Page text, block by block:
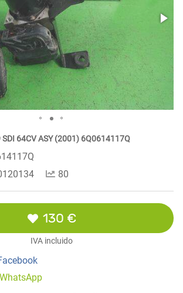
SDI 64CV ASY (2001) 6Q0614117Q
80
130 €
IVA incluido